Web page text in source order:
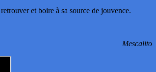
et boire à sa source de jouvence.
Mescalito